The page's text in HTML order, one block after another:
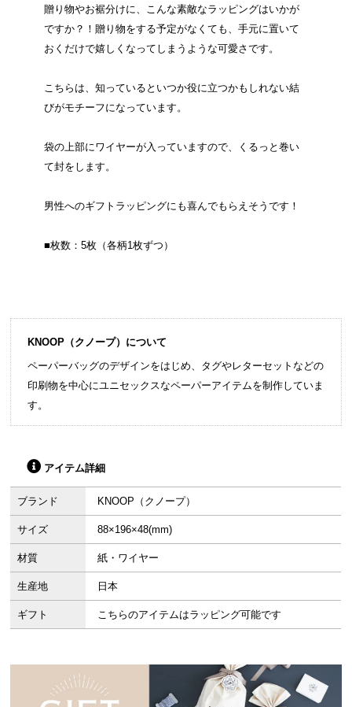
贈り物やお裾分けに、こんな素敵なラッピングはいかが
ですか？！贈り物をする予定がなくても、手元に置いて
おくだけで嬉しくなってしまうような可愛さです。
こちらは、知っているといつか役に立つかもしれない結
びがモチーフになっています。
袋の上部にワイヤーが入っていますので、くるっと巻い
て封をします。
男性へのギフトラッピングにも喜んでもらえそうです！
■枚数：5枚（各柄1枚ずつ）
KNOOP（クノープ）について
ペーパーバッグのデザインをはじめ、タグやレターセットなどの
印刷物を中心にユニセックスなペーパーアイテムを制作していま
す。
アイテム詳細
ブランド KNOOP（クノープ）
サイズ 88×196×48(mm)
材質 紙・ワイヤー
生産地 日本
ギフト こちらのアイテムはラッピング可能です